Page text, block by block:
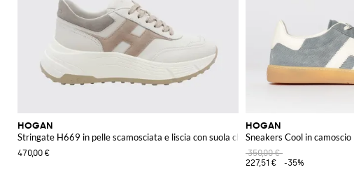
HOGAN
Stringate H669 in pelle scamosciata e liscia con suola chunky e logo H a contrasto
470,00 €
HOGAN
Sneakers Cool in camoscio
350,00 €
227,51 €
-35%